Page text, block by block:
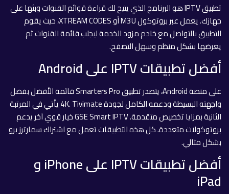
تطبيق IPTV هو البرنامج الذي يتيح لك قراءة قوائم القنوات وبثها على
جهازك. يعمل عبر بروتوكول M3U أو XTREAM CODES، حيث يقوم
التطبيق بالتواصل مع خادم مزود الخدمة ليجلب قائمة القنوات ثم
يعرضها بشكل منظم وسهل التصفح.
أفضل تطبيقات IPTV على Android
على منصة Android، يتصدر تطبيق Smarters Pro قائمة الأفضل بفضل
واجهته البسيطة ودعمه الكامل لجودة 4K. Tivimate يأتي في المرتبة
الثانية بمزايا تخصيص متقدمة. GSE Smart IPTV خيار قوي آخر يدعم
بروتوكولات متعددة. كل هذه التطبيقات تعمل مع اشتراك سمارترز برو
بشكل مثالي.
أفضل تطبيقات IPTV على iPhone و
iPad